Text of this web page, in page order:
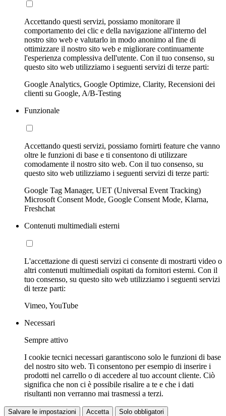
Accettando questi servizi, possiamo monitorare il
comportamento dei clic e della navigazione all'interno del
nostro sito web e valutarlo in modo anonimo al fine di
ottimizzare il nostro sito web e migliorare continuamente
l'esperienza complessiva dell'utente. Con il tuo consenso, su
questo sito web utilizziamo i seguenti servizi di terze parti:
Google Analytics, Google Optimize, Clarity, Recensioni dei
clienti su Google, A/B-Testing
Funzionale
Accettando questi servizi, possiamo fornirti feature che vanno
oltre le funzioni di base e ti consentono di utilizzare
comodamente il nostro sito web. Con il tuo consenso, su
questo sito web utilizziamo i seguenti servizi di terze parti:
Google Tag Manager, UET (Universal Event Tracking)
Microsoft Consent Mode, Google Consent Mode, Klarna,
Freshchat
Contenuti multimediali esterni
L'accettazione di questi servizi ci consente di mostrarti video o
altri contenuti multimediali ospitati da fornitori esterni. Con il
tuo consenso, su questo sito web utilizziamo i seguenti servizi
di terze parti:
Vimeo, YouTube
Necessari
Sempre attivo
I cookie tecnici necessari garantiscono solo le funzioni di base
del nostro sito web. Ti consentono per esempio di inserire i
prodotti nel carrello o di accedere al tuo account cliente. Ciò
significa che non ci è possibile risalire a te e che i dati
risultanti non verranno mai trasmessi a terzi.
Salvare le impostazioni Accetta Solo obbligatori